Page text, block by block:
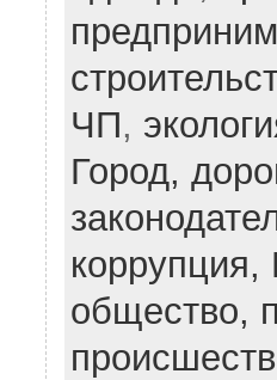
ЧП,
Город,
коррупция,
общество,